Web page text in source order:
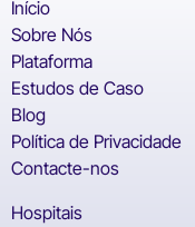
Início
Sobre Nós
Plataforma
Estudos de Caso
Blog
Política de Privacidade
Contacte-nos
Hospitais